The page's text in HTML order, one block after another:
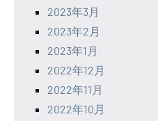
2023年3月
2023年2月
2023年1月
2022年12月
2022年11月
2022年10月